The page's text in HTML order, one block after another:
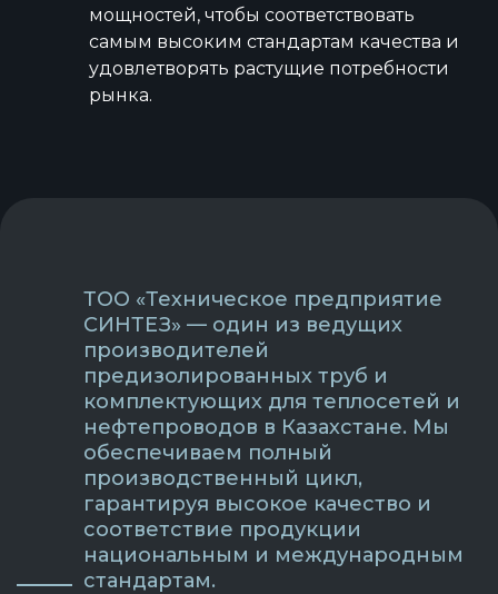
мощностей, чтобы соответствовать
самым высоким стандартам качества и
удовлетворять растущие потребности
рынка.
ТОО «Техническое предприятие
СИНТЕЗ» — один из ведущих
производителей
предизолированных труб и
комплектующих для теплосетей и
нефтепроводов в Казахстане. Мы
обеспечиваем полный
производственный цикл,
гарантируя высокое качество и
соответствие продукции
национальным и международным
стандартам.